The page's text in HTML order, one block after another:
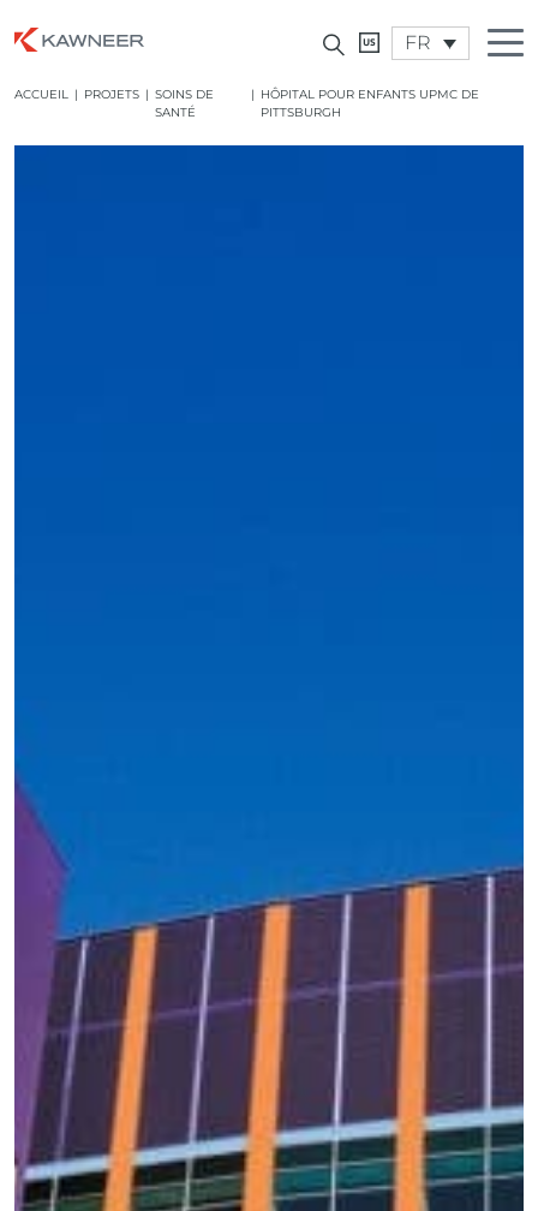
FR
ACCUEIL | PROJETS | SOINS DE
SANTÉ
| HÔPITAL POUR ENFANTS UPMC DE
PITTSBURGH